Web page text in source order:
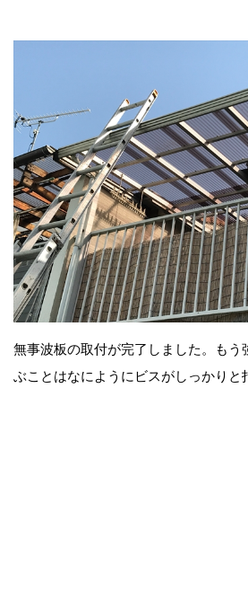
無事波板の取付が完了しました。もう
ぶことはなにようにビスがしっかりと